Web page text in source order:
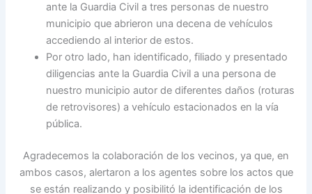
ante la Guardia Civil a tres personas de nuestro
municipio que abrieron una decena de vehículos
accediendo al interior de estos.
Por otro lado, han identificado, filiado y presentado
diligencias ante la Guardia Civil a una persona de
nuestro municipio autor de diferentes daños (roturas
de retrovisores) a vehículo estacionados en la vía
pública.
Agradecemos la colaboración de los vecinos, ya que, en
ambos casos, alertaron a los agentes sobre los actos que
se están realizando y posibilitó la identificación de los